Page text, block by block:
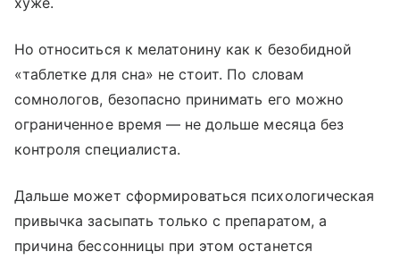
Но относиться к мелатонину как к безобидной
«таблетке для сна» не стоит. По словам
сомнологов, безопасно принимать его можно
ограниченное время — не дольше месяца без
контроля специалиста.
Дальше может сформироваться психологическая
привычка засыпать только с препаратом, а
причина бессонницы при этом останется